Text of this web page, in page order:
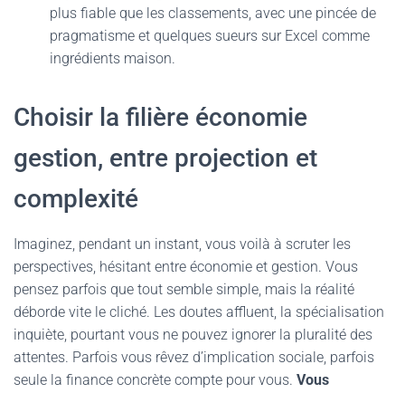
plus fiable que les classements, avec une pincée de
pragmatisme et quelques sueurs sur Excel comme
ingrédients maison.
Choisir la filière économie
gestion, entre projection et
complexité
Imaginez, pendant un instant, vous voilà à scruter les
perspectives, hésitant entre économie et gestion. Vous
pensez parfois que tout semble simple, mais la réalité
déborde vite le cliché. Les doutes affluent, la spécialisation
inquiète, pourtant vous ne pouvez ignorer la pluralité des
attentes. Parfois vous rêvez d’implication sociale, parfois
seule la finance concrète compte pour vous. Vous